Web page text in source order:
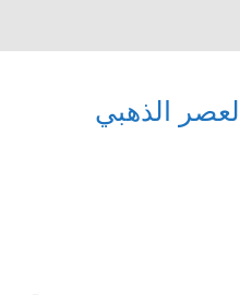
الذهبي